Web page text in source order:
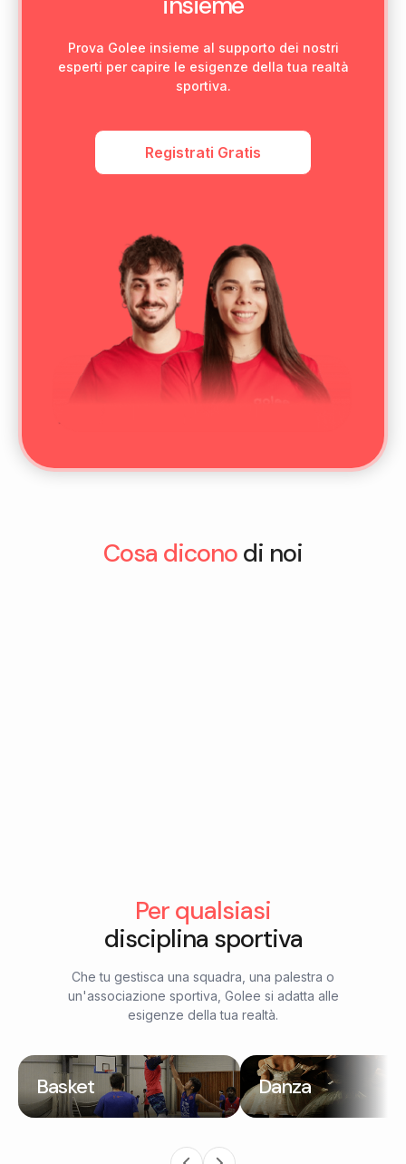
Prova Golee insieme al supporto dei nostri
esperti per capire le esigenze della tua realtà
sportiva.
Registrati Gratis
Cosa dicono di noi
Per qualsiasi
disciplina sportiva
Che tu gestisca una squadra, una palestra o
un'associazione sportiva, Golee si adatta alle
esigenze della tua realtà.
Basket Danza